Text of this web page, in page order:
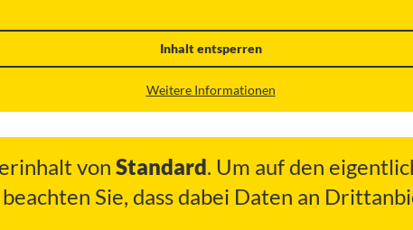
Inhalt entsperren
Weitere Informationen
von Standard. Um auf den
Sie, dass dabei Daten an